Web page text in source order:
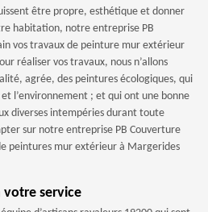
être propre, esthétique et donner
habitation, notre entreprise PB
vos travaux de peinture mur extérieur
réaliser vos travaux, nous n’allons
agrée, des peintures écologiques, qui
l’environnement ; et qui ont une bonne
diverses intempéries durant toute
sur notre entreprise PB Couverture
peintures mur extérieur à Margerides
votre service